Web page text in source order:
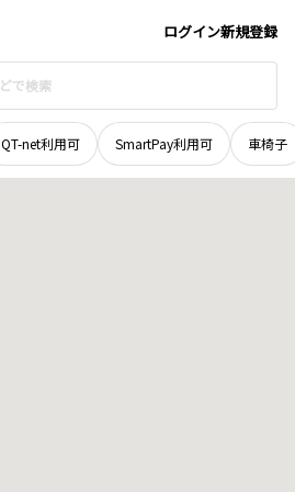
ログイン新規登録
QT-net利用可 SmartPay利用可 車椅子